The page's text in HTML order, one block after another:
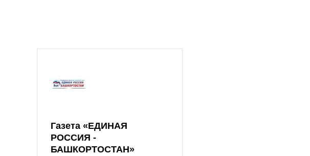
Газета «ЕДИНАЯ
РОССИЯ -
БАШКОРТОСТАН»